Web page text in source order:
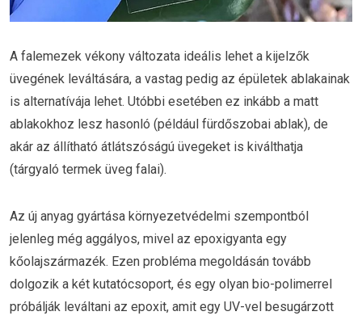
A falemezek vékony változata ideális lehet a kijelzők
üvegének leváltására, a vastag pedig az épületek ablakainak
is alternatívája lehet. Utóbbi esetében ez inkább a matt
ablakokhoz lesz hasonló (például fürdőszobai ablak), de
akár az állítható átlátszóságú üvegeket is kiválthatja
(tárgyaló termek üveg falai).
Az új anyag gyártása környezetvédelmi szempontból
jelenleg még aggályos, mivel az epoxigyanta egy
kőolajszármazék. Ezen probléma megoldásán tovább
dolgozik a két kutatócsoport, és egy olyan bio-polimerrel
próbálják leváltani az epoxit, amit egy UV-vel besugárzott